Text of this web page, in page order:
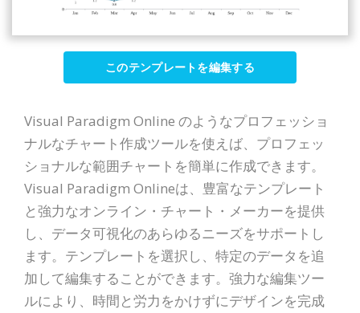
このテンプレートを編集する
Visual Paradigm Online のようなプロフェッショ
ナルなチャート作成ツールを使えば、プロフェッ
ショナルな範囲チャートを簡単に作成できます。
Visual Paradigm Onlineは、豊富なテンプレート
と強力なオンライン・チャート・メーカーを提供
し、データ可視化のあらゆるニーズをサポートし
ます。テンプレートを選択し、特定のデータを追
加して編集することができます。強力な編集ツー
ルにより、時間と労力をかけずにデザインを完成